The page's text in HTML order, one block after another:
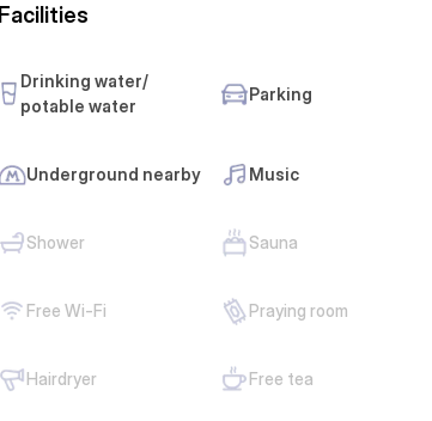
Facilities
Drinking water/
potable water
Parking
Underground nearby Music
Shower Sauna
Free Wi-Fi Praying room
Hairdryer Free tea